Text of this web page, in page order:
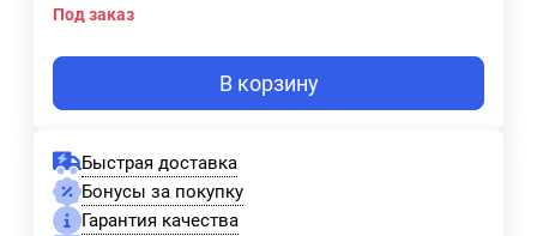
Под заказ
В корзину
Быстрая доставка
Бонусы за покупку
Гарантия качества